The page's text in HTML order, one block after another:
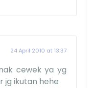
24 April 2010 at 13:37
cewek ya yg
jg ikutan hehe